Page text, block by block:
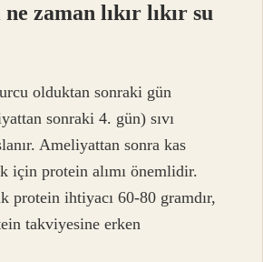
zaman lıkır lıkır su
olduktan sonraki gün
sonraki 4. gün) sıvı
Ameliyattan sonra kas
için protein alımı önemlidir.
protein ihtiyacı 60-80 gramdır,
takviyesine erken